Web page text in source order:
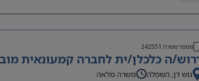
מספר משרה 242551
ה כלכלן/ית לחברה קמעונאית
גוש דן, השפלה
משרה מלאה